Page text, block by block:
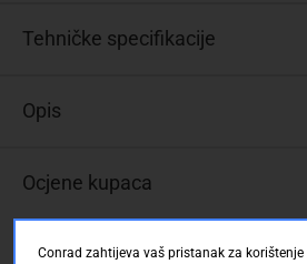
Tehničke specifikacije
Opis
Ocjene kupaca
Conrad zahtijeva vaš pristanak za